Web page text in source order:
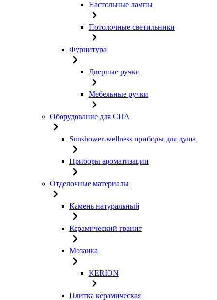
Настольные лампы
Потолочные светильники
Фурнитура
Дверные ручки
Мебельные ручки
Оборудование для СПА
Sunshower-wellness приборы для душа
Приборы ароматизации
Отделочные материалы
Камень натуральный
Керамический гранит
Мозаика
KERION
Плитка керамическая